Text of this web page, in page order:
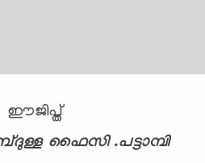
ഈജിപ്ത്
ഫൈസി .പട്ടാമ്പി